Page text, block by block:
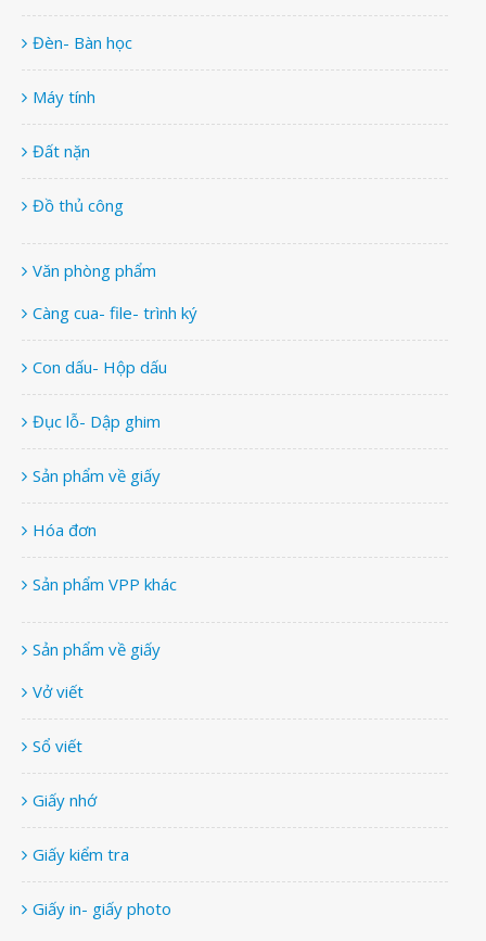
Đèn- Bàn học
Máy tính
Đất nặn
Đồ thủ công
Văn phòng phẩm
Càng cua- file- trình ký
Con dấu- Hộp dấu
Đục lỗ- Dập ghim
Sản phẩm về giấy
Hóa đơn
Sản phẩm VPP khác
Sản phẩm về giấy
Vở viết
Sổ viết
Giấy nhớ
Giấy kiểm tra
Giấy in- giấy photo